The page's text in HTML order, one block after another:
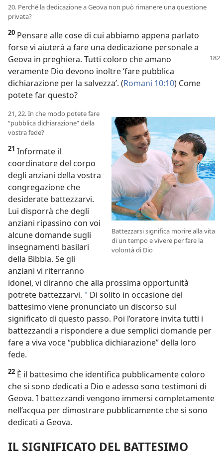
20. Perché la dedicazione a Geova non può rimanere una questione
privata?
20 Pensare alle cose di cui abbiamo appena parlato
forse vi aiuterà a fare una dedicazione personale a
Geova in preghiera. Tutti coloro che amano
veramente Dio devono inoltre ‘fare pubblica
dichiarazione per la salvezza’. (Romani 10:10) Come
potete far questo?
Battezzarsi significa morire alla vita
di un tempo e vivere per fare la
volontà di Dio
21, 22. In che modo potete fare
“pubblica dichiarazione” della
vostra fede?
21 Informate il
coordinatore del corpo
degli anziani della vostra
congregazione che
desiderate battezzarvi.
Lui disporrà che degli
anziani ripassino con voi
alcune domande sugli
insegnamenti basilari
della Bibbia. Se gli
anziani vi riterranno
idonei, vi diranno che alla prossima opportunità
potrete battezzarvi. a Di solito in occasione del
battesimo viene pronunciato un discorso sul
significato di questo passo. Poi l’oratore invita tutti i
battezzandi a rispondere a due semplici domande per
fare a viva voce “pubblica dichiarazione” della loro
fede.
22 È il battesimo che identifica pubblicamente coloro
che si sono dedicati a Dio e adesso sono testimoni di
Geova. I battezzandi vengono immersi completamente
nell’acqua per dimostrare pubblicamente che si sono
dedicati a Geova.
IL SIGNIFICATO DEL BATTESIMO